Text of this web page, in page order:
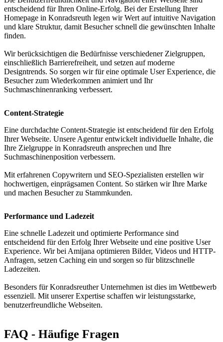
entscheidend für Ihren Online-Erfolg. Bei der Erstellung Ihrer
Homepage in Konradsreuth legen wir Wert auf intuitive Navigation
und klare Struktur, damit Besucher schnell die gewünschten Inhalte
finden.
Wir berücksichtigen die Bedürfnisse verschiedener Zielgruppen,
einschließlich Barrierefreiheit, und setzen auf moderne
Designtrends. So sorgen wir für eine optimale User Experience, die
Besucher zum Wiederkommen animiert und Ihr
Suchmaschinenranking verbessert.
Content-Strategie
Eine durchdachte Content-Strategie ist entscheidend für den Erfolg
Ihrer Webseite. Unsere Agentur entwickelt individuelle Inhalte, die
Ihre Zielgruppe in Konradsreuth ansprechen und Ihre
Suchmaschinenposition verbessern.
Mit erfahrenen Copywritern und SEO-Spezialisten erstellen wir
hochwertigen, einprägsamen Content. So stärken wir Ihre Marke
und machen Besucher zu Stammkunden.
Performance und Ladezeit
Eine schnelle Ladezeit und optimierte Performance sind
entscheidend für den Erfolg Ihrer Webseite und eine positive User
Experience. Wir bei Amijana optimieren Bilder, Videos und HTTP-
Anfragen, setzen Caching ein und sorgen so für blitzschnelle
Ladezeiten.
Besonders für Konradsreuther Unternehmen ist dies im Wettbewerb
essenziell. Mit unserer Expertise schaffen wir leistungsstarke,
benutzerfreundliche Webseiten.
FAQ - Häufige Fragen